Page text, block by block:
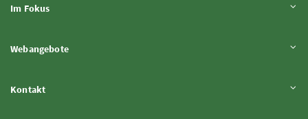
Im FokusInhalt aufklappen
WebangeboteInhalt aufklappen
KontaktInhalt aufklappen